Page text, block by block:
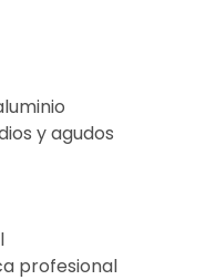
y agudos
profesional